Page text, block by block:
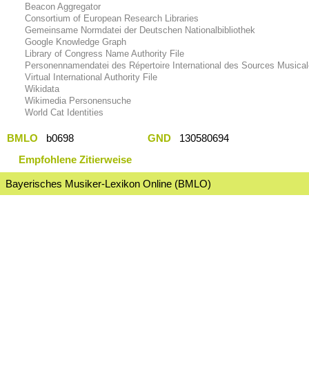
Beacon Aggregator
Consortium of European Research Libraries
Gemeinsame Normdatei der Deutschen Nationalbibliothek
Google Knowledge Graph
Library of Congress Name Authority File
Personennamendatei des Répertoire International des Sources
Virtual International Authority File
Wikidata
Wikimedia Personensuche
World Cat Identities
BMLO b0698 GND
130580694
Empfohlene Zitierweise
Bayerisches Musiker-Lexikon Online (BMLO)